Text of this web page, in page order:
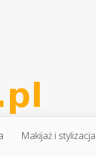
Makijaż i stylizacja